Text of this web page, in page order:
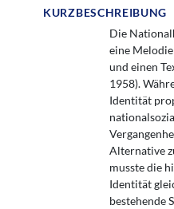
KURZBESCHREIBUNG
Die
eine
und einen
1958).
Identität
Alternative
musste die
Identität
bestehende